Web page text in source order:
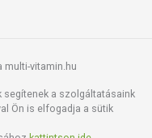
multi-vitamin.hu
segítenek a szolgáltatásaink
Ön is elfogadja a sütik